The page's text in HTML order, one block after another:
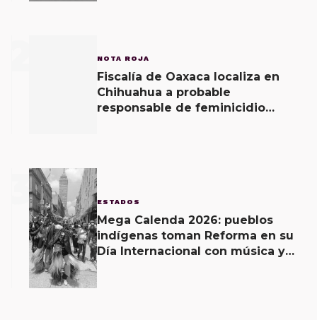
NOTA ROJA
Fiscalía de Oaxaca localiza en
Chihuahua a probable
responsable de feminicidio
3 ESTADOS
Mega Calenda 2026: pueblos
indígenas toman Reforma en su
Día Internacional con música y